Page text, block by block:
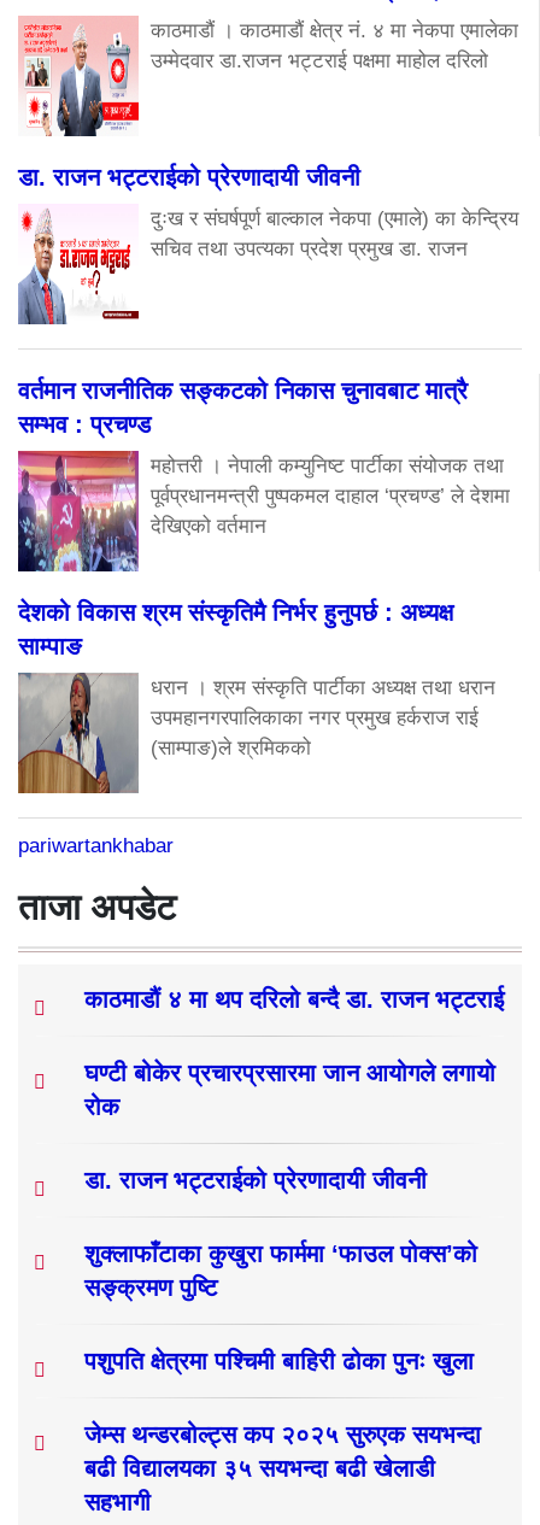
काठमाडौं । काठमाडौं क्षेत्र नं. ४ मा नेकपा एमालेका
उम्मेदवार डा.राजन भट्टराई पक्षमा माहोल दरिलो
डा. राजन भट्टराईको प्रेरणादायी जीवनी
दुःख र संघर्षपूर्ण बाल्काल नेकपा (एमाले) का केन्द्रिय
सचिव तथा उपत्यका प्रदेश प्रमुख डा. राजन
वर्तमान राजनीतिक सङ्कटको निकास चुनावबाट मात्रै
सम्भव : प्रचण्ड
महोत्तरी । नेपाली कम्युनिष्ट पार्टीका संयोजक तथा
पूर्वप्रधानमन्त्री पुष्पकमल दाहाल ‘प्रचण्ड’ ले देशमा
देखिएको वर्तमान
देशको विकास श्रम संस्कृतिमै निर्भर हुनुपर्छ : अध्यक्ष
साम्पाङ
धरान । श्रम संस्कृति पार्टीका अध्यक्ष तथा धरान
उपमहानगरपालिकाका नगर प्रमुख हर्कराज राई
(साम्पाङ)ले श्रमिकको
pariwartankhabar
ताजा अपडेट
काठमाडौं ४ मा थप दरिलो बन्दै डा. राजन भट्टराई
घण्टी बोकेर प्रचारप्रसारमा जान आयोगले लगायो
रोक
डा. राजन भट्टराईको प्रेरणादायी जीवनी
शुक्लाफाँटाका कुखुरा फार्ममा ‘फाउल पोक्स’को
सङ्क्रमण पुष्टि
पशुपति क्षेत्रमा पश्चिमी बाहिरी ढोका पुनः खुला
जेम्स थन्डरबोल्ट्स कप २०२५ सुरुएक सयभन्दा
बढी विद्यालयका ३५ सयभन्दा बढी खेलाडी
सहभागी